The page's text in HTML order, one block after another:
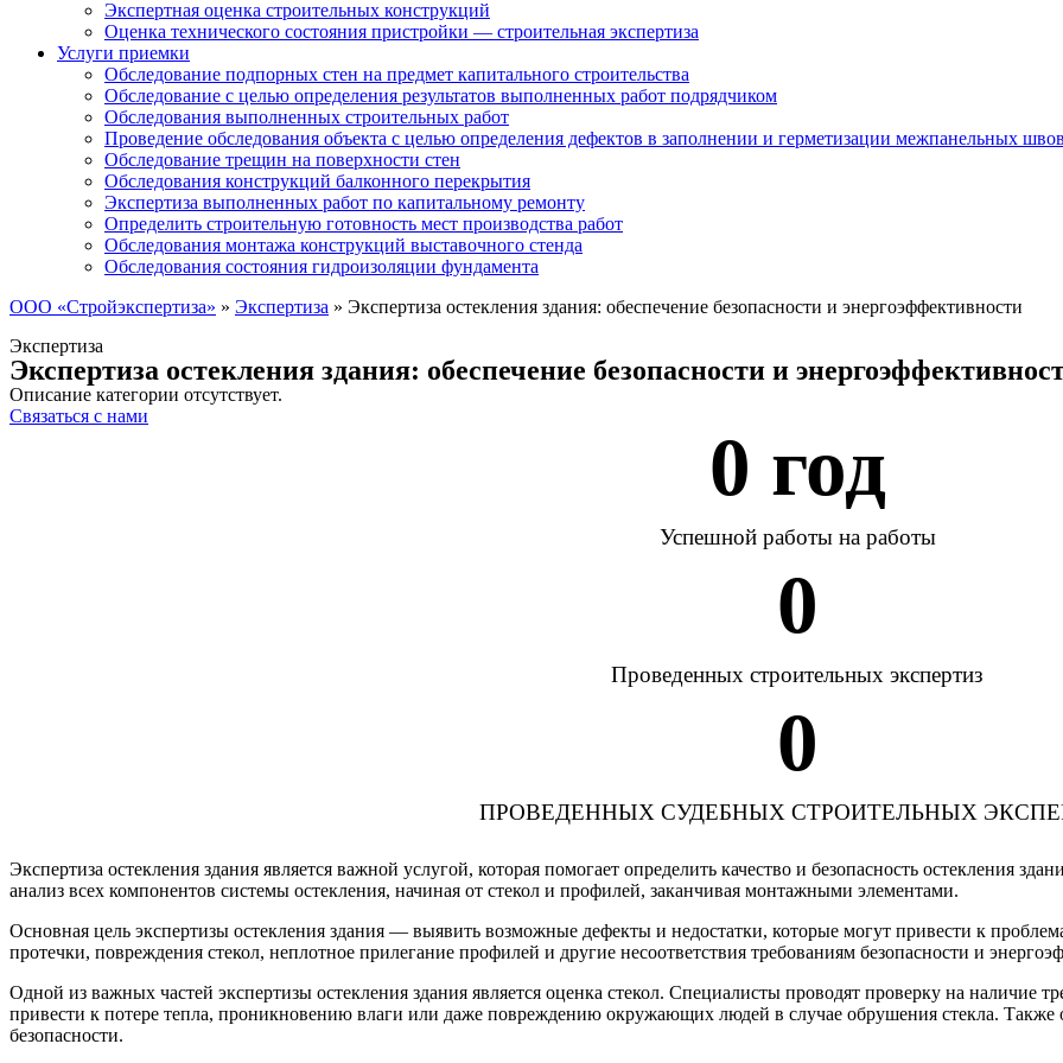
Экспертная оценка строительных конструкций
Оценка технического состояния пристройки — строительная экспертиза
Услуги приемки
Обследование подпорных стен на предмет капитального строительства
Обследование с целью определения результатов выполненных работ подрядчиком
Обследования выполненных строительных работ
Проведение обследования объекта с целью определения дефектов в заполнении и герметизации межпанельных
Обследование трещин на поверхности стен
Обследования конструкций балконного перекрытия
Экспертиза выполненных работ по капитальному ремонту
Определить строительную готовность мест производства работ
Обследования монтажа конструкций выставочного стенда
Обследования состояния гидроизоляции фундамента
ООО «Стройэкспертиза» » Экспертиза » Экспертиза остекления здания: обеспечение безопасности и энергоэффективности
Экспертиза
Экспертиза остекления здания: обеспечение безопасности и
Описание категории отсутствует.
Связаться с нами
0 год
Успешной работы на работы
0
Проведенных строительных экспертиз
0
ПРОВЕДЕННЫХ СУДЕБНЫХ СТРОИТЕЛЬНЫХ
Экспертиза остекления здания является важной услугой, которая помогает определить качество и безопасность остекления
анализ всех компонентов системы остекления, начиная от стекол и профилей, заканчивая монтажными элементами.
Основная цель экспертизы остекления здания — выявить возможные дефекты и недостатки, которые могут привести к
протечки, повреждения стекол, неплотное прилегание профилей и другие несоответствия требованиям безопасности и
Одной из важных частей экспертизы остекления здания является оценка стекол. Специалисты проводят проверку на наличие
привести к потере тепла, проникновению влаги или даже повреждению окружающих людей в случае обрушения стекла. Также
безопасности.